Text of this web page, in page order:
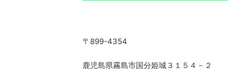
〒899-4354
鹿児島県霧島市国分姫城３１５４－２